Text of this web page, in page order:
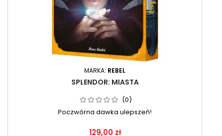
MARKA: REBEL
SPLENDOR: MIASTA
(0)
Poczwórna dawka ulepszeń!
129,00 zł